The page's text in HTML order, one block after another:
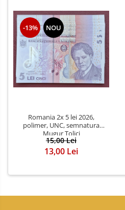
-13% NOU
Romania 2x 5 lei 2026,
polimer, UNC, semnatura
Mugur Tolici
15,00 Lei
13,00 Lei